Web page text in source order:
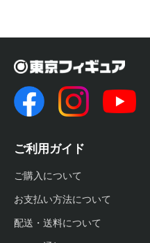
ご利用ガイド
ご購入について
お支払い方法について
配送・送料について